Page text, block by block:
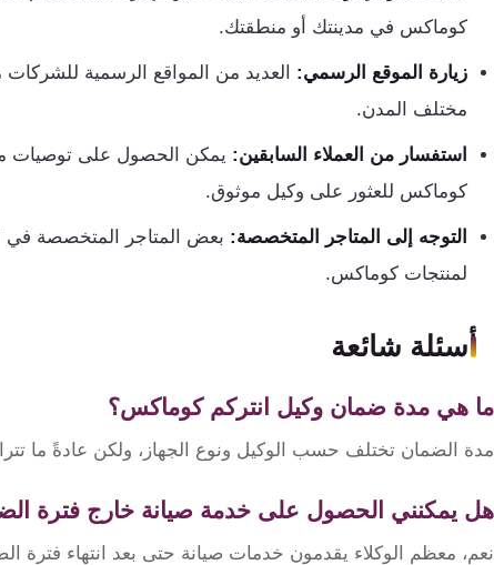
كوماكس في مدينتك أو منطقتك.
زيارة الموقع الرسمي: العديد من المواقع الرسمية
مختلف المدن.
استفسار من العملاء السابقين: يمكن الحصول على توصيات
كوماكس للعثور على وكيل موثوق.
التوجه إلى المتاجر المتخصصة: بعض المتاجر المتخصصة في
لمنتجات كوماكس.
أسئلة شائعة
ما هي مدة ضمان وكيل انتركم كوماكس؟
مدة الضمان تختلف حسب الوكيل ونوع الجهاز، ولكن عادةً ما
هل يمكنني الحصول على خدمة صيانة خارج فترة
نعم، معظم الوكلاء يقدمون خدمات صيانة حتى بعد انتهاء فترة